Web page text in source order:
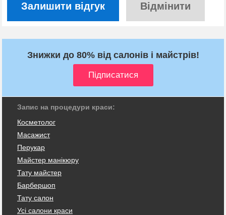
Залишити відгук Відмінити
Знижки до 80% від салонів і майстрів!
Запис на процедури краси:
Косметолог
Масажист
Перукар
Майстер манікюру
Тату майстер
Барбершоп
Тату салон
Усі салони краси